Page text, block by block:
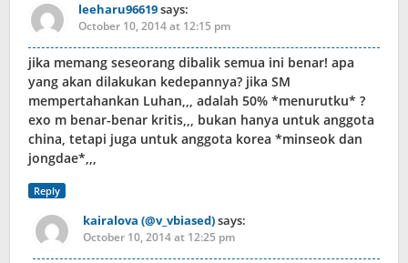
leeharu96619says:
October 10, 2014 at 12:15 pm
jika memang seseorang dibalik semua ini benar! apa
yang akan dilakukan kedepannya? jika SM
mempertahankan Luhan,,, adalah 50% *menurutku* ?
exo m benar-benar kritis,,, bukan hanya untuk anggota
china, tetapi juga untuk anggota korea *minseok dan
jongdae*,,,
Reply
kairalova (@v_vbiased)says:
October 10, 2014 at 12:25 pm